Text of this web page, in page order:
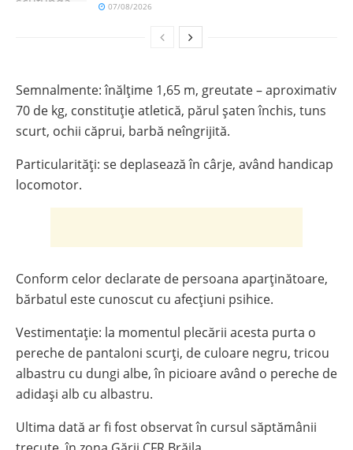
07/08/2026
Semnalmente: înălțime 1,65 m, greutate – aproximativ
70 de kg, constituție atletică, părul șaten închis, tuns
scurt, ochii căprui, barbă neîngrijită.
Particularități: se deplasează în cârje, având handicap
locomotor.
Conform celor declarate de persoana aparținătoare,
bărbatul este cunoscut cu afecțiuni psihice.
Vestimentație: la momentul plecării acesta purta o
pereche de pantaloni scurți, de culoare negru, tricou
albastru cu dungi albe, în picioare având o pereche de
adidași alb cu albastru.
Ultima dată ar fi fost observat în cursul săptămânii